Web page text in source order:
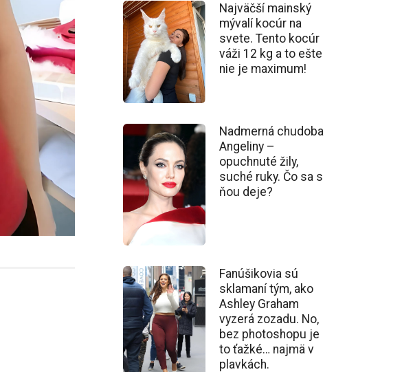
Najväčší mainský
mývalí kocúr na
svete. Tento kocúr
váži 12 kg a to ešte
nie je maximum!
Nadmerná chudoba
Angeliny –
opuchnuté žily,
suché ruky. Čo sa s
ňou deje?
Fanúšikovia sú
sklamaní tým, ako
Ashley Graham
vyzerá zozadu. No,
bez photoshopu je
to ťažké… najmä v
plavkách.